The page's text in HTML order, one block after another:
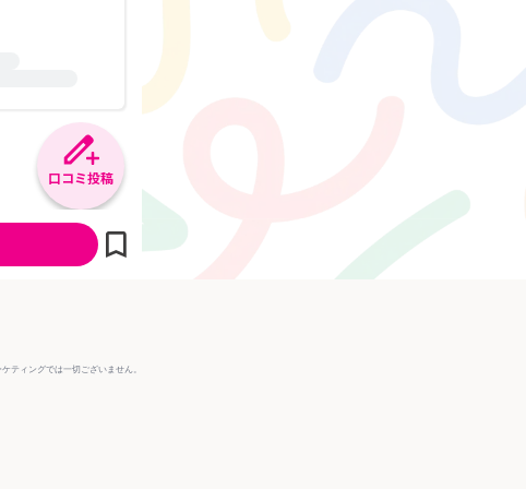
口コミ投稿
ティングでは一切ございません。